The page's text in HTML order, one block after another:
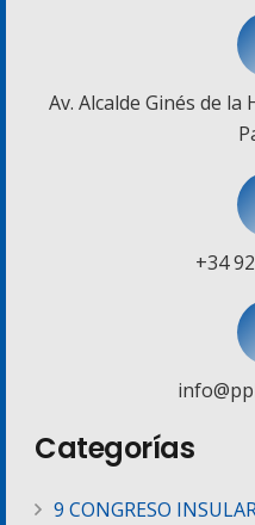
Av. Alcalde Ginés de la
+34
Categorías
9 CONGRESO